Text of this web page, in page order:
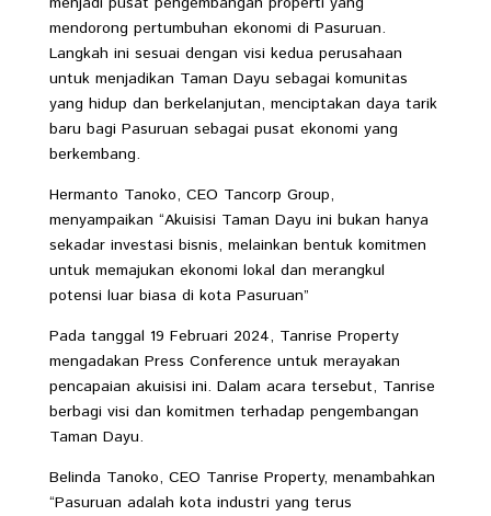
mendorong pertumbuhan ekonomi di Pasuruan.
Langkah ini sesuai dengan visi kedua perusahaan
untuk menjadikan Taman Dayu sebagai komunitas
yang hidup dan berkelanjutan, menciptakan daya tarik
baru bagi Pasuruan sebagai pusat ekonomi yang
berkembang.
Hermanto Tanoko, CEO Tancorp Group,
menyampaikan “Akuisisi Taman Dayu ini bukan hanya
sekadar investasi bisnis, melainkan bentuk komitmen
untuk memajukan ekonomi lokal dan merangkul
potensi luar biasa di kota Pasuruan”
Pada tanggal 19 Februari 2024, Tanrise Property
mengadakan Press Conference untuk merayakan
pencapaian akuisisi ini. Dalam acara tersebut, Tanrise
berbagi visi dan komitmen terhadap pengembangan
Taman Dayu.
Belinda Tanoko, CEO Tanrise Property, menambahkan
“Pasuruan adalah kota industri yang terus